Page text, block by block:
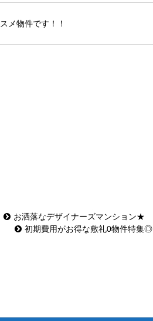
メ物件です！！
お洒落なデザイナーズマンション★
初期費用がお得な敷礼0物件特集◎